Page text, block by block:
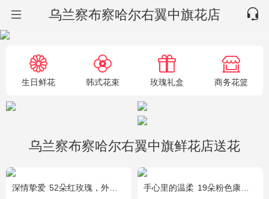
乌兰察布察哈尔右翼中旗花店
生日鲜花 韩式花束 玫瑰礼盒 商务花篮
乌兰察布察哈尔右翼中旗鲜花店送花
深情挚爱 52朵红玫瑰，外围相思梅 手心里的温柔 19朵粉色康乃馨，5朵粉玫瑰，绿叶搭配